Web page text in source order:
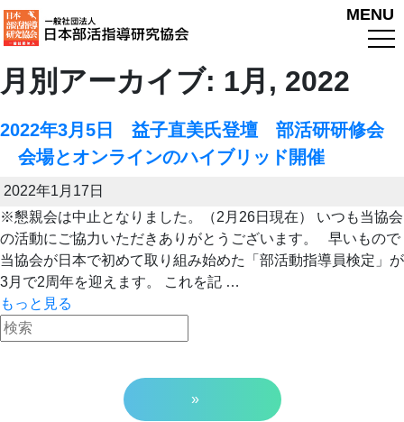
MENU
月別アーカイブ: 1月, 2022
2022年3月5日 益子直美氏登壇 部活研研修会
会場とオンラインのハイブリッド開催
2022年1月17日
※懇親会は中止となりました。（2月26日現在） いつも当協会
の活動にご協力いただきありがとうございます。 早いもので
当協会が日本で初めて取り組み始めた「部活動指導員検定」が
3月で2周年を迎えます。 これを記 …
もっと見る